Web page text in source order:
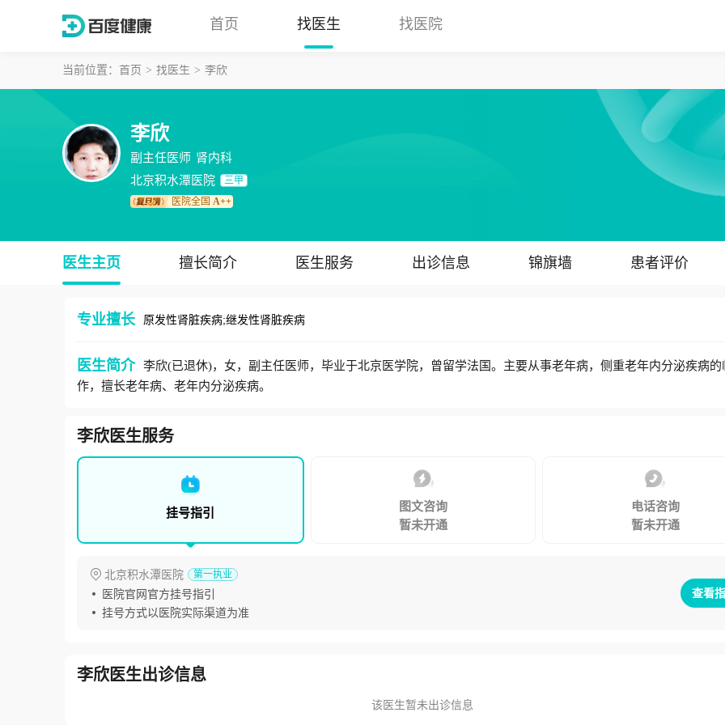
首页 找医生 找医院
当前位置： 首页 找医生 李欣
李欣
副主任医师 肾内科
北京积水潭医院
三甲
医院全国 A++
医生主页 擅长简介 医生服务 出诊信息 锦旗墙 患者评价
专业擅长 原发性肾脏疾病;继发性肾脏疾病
医生简介
李欣(已退休)，女，副主任医师，毕业于北京医学院，曾留学法国。主要从事老年病，侧重老年内分泌疾病的
作，擅长老年病、老年内分泌疾病。
李欣医生服务
挂号指引
图文咨询
暂未开通
电话咨询
暂未开通
北京积水潭医院 第一执业
医院官网官方挂号指引
挂号方式以医院实际渠道为准
查看指
李欣医生出诊信息
该医生暂未出诊信息